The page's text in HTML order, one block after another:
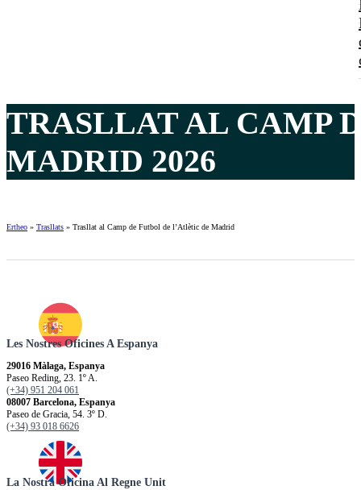
TRASLLAT AL CAMP
MADRID 2026
Ertheo » Trasllats » Trasllat al Camp de Futbol de l’Atlètic de Madrid
Les Nostres Oficines A Espanya
29016 Màlaga, Espanya
Paseo Reding, 23. 1º A.
(+34) 951 204 061
08007 Barcelona, Espanya
Paseo de Gracia, 54. 3º D.
(+34) 93 018 6626
La Nostra Oficina Al Regne Unit